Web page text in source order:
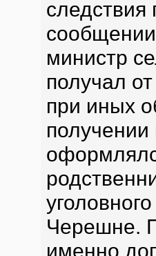
министр
получал
при иных
получении
Черешне.
именно